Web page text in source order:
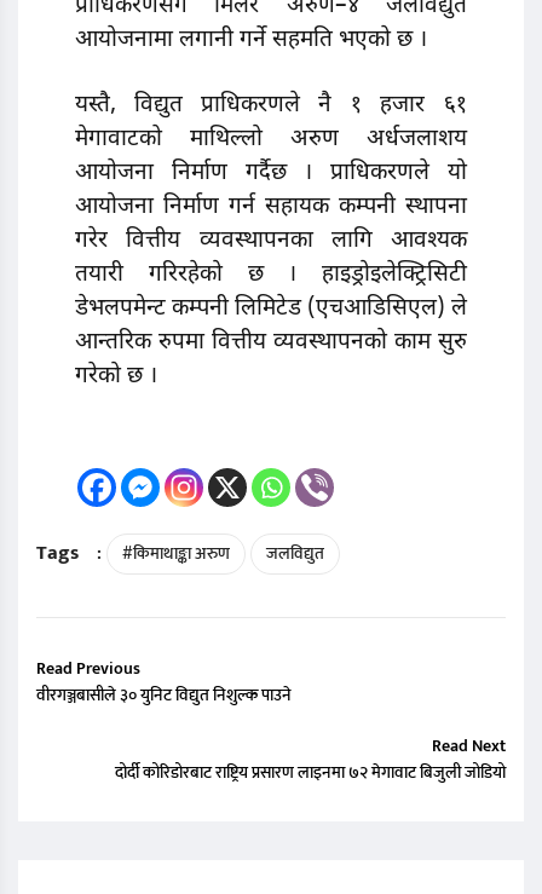
प्राधिकरणसँग मिलेर अरुण–४ जलविद्युत
आयाेजनामा लगानी गर्ने सहमति भएकाे छ ।
यस्तै, विद्युत प्राधिकरणले नै १ हजार ६१
मेगावाटकाे माथिल्लो अरुण अर्धजलाशय
आयाेजना निर्माण गर्दैछ । प्राधिकरणले याे
आयोजना निर्माण गर्न सहायक कम्पनी स्थापना
गरेर वित्तीय व्यवस्थापनका लागि आवश्यक
तयारी गरिरहेको छ । हाइड्रोइलेक्ट्रिसिटी
डेभलपमेन्ट कम्पनी लिमिटेड (एचआडिसिएल) ले
आन्तरिक रुपमा वित्तीय व्यवस्थापनको काम सुरु
गरेको छ ।
Tags : #किमाथाङ्का अरुण जलविद्युत
Read Previous
वीरगञ्जबासीले ३० युनिट विद्युत निशुल्क पाउने
Read Next
दोर्दी कोरिडोरबाट राष्ट्रिय प्रसारण लाइनमा ७२ मेगावाट बिजुली जोडियो